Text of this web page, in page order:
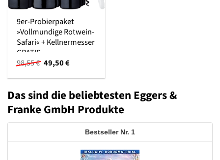
9er-Probierpaket
»Vollmundige Rotwein-
Safari« + Kellnermesser
GRATIS
98,55€ Ursprünglicher
Preis
war:
49,50€Aktueller
ist:
Das sind die beliebtesten Eggers &
Franke GmbH Produkte
1